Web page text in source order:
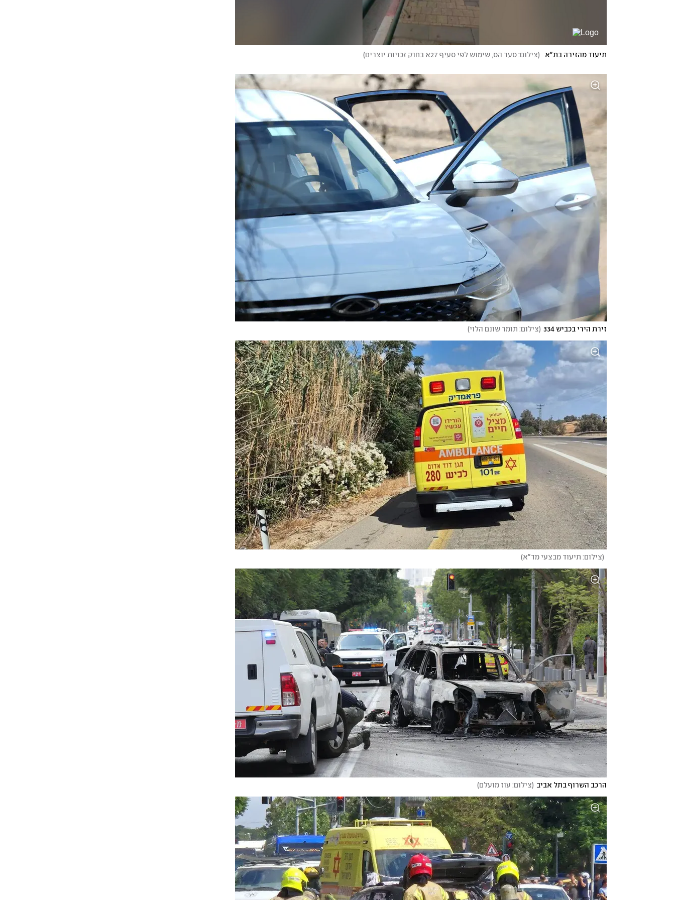
תיעוד מהזירה בת"א (צילום: סער הס, שימוש לפי סעיף 27א בחוק זכויות יוצרים )
זירת הירי בכביש 334 (צילום: תומר שונם הלוי)
(צילום: תיעוד מבצעי מד"א)
הרכב השרוף בתל אביב (צילום: עוז מועלם )